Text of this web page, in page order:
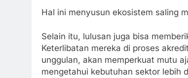
Hal ini menyusun ekosistem saling
Selain itu, lulusan juga bisa
Keterlibatan mereka di proses
unggulan, akan memperkuat mutu
mengetahui kebutuhan sektor lebih